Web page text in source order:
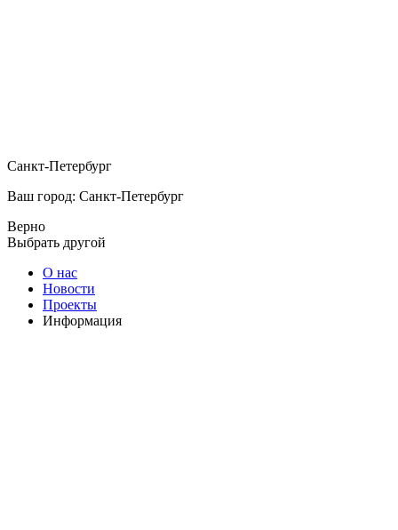
Санкт-Петербург
Ваш город: Санкт-Петербург
Верно
Выбрать другой
О нас
Новости
Проекты
Информация